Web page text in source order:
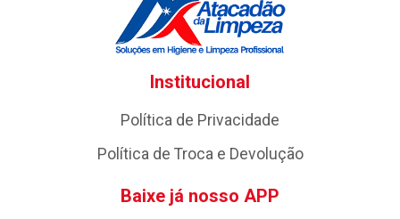
Institucional
Política de Privacidade
Política de Troca e Devolução
Baixe já nosso APP